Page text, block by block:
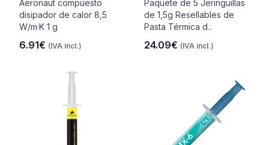
Aeronaut compuesto
disipador de calor 8,5
W/m·K 1 g
6.91€ (IVA incl.)
Paquete de 5 Jeringuillas
de 1,5g Resellables de
Pasta Térmica d..
24.09€ (IVA incl.)